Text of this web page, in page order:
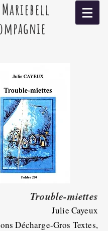
Mariebell
Trouble-miettes
Julie Cayeux
Décharge-Gros Textes,